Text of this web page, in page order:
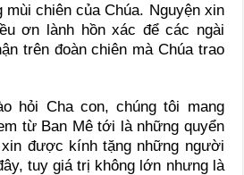
mùi chiên của Chúa. Nguyện xin
ơn lành hồn xác để các ngài
trên đoàn chiên mà Chúa trao
hỏi Cha con, chúng tôi mang
từ Ban Mê tới là những quyển
được kính tặng những người
tuy giá trị không lớn nhưng là